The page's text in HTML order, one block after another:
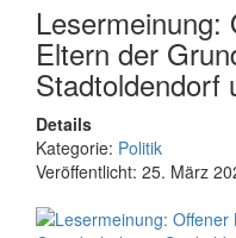
Lesermeinung:
Eltern der
Stadtoldendorf
Details
Kategorie: Politik
Veröffentlicht: 25. März